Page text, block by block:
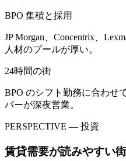
BPO 集積と採用
JP Morgan、Concentrix、
人材のプールが厚い。
24時間の街
BPO のシフト勤務に合わせ
パーが深夜営業。
PERSPECTIVE — 投資
賃貸需要が読みやすい街